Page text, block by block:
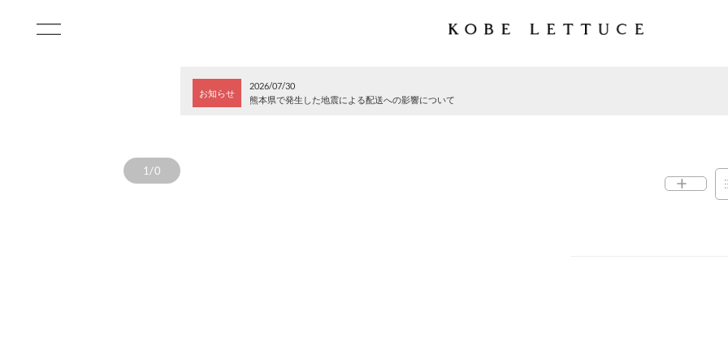
お知らせ
2026/07/30
熊本県で発生した地震による配送への影響について
1/0